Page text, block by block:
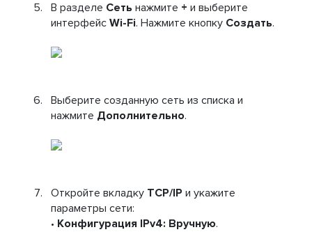
В разделе Сеть нажмите + и выберите
интерфейс Wi-Fi. Нажмите кнопку Создать.
Выберите созданную сеть из списка и
нажмите Дополнительно.
Откройте вкладку TCP/IP и укажите
параметры сети:
• Конфигурация IPv4: Вручную.